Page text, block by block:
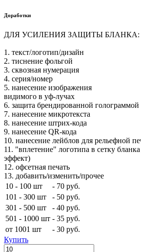
Доработки
ДЛЯ УСИЛЕНИЯ ЗАЩИТЫ БЛАНКА:
1. текст/логотип/дизайн
2. тиснение фольгой
3. сквозная нумерация
4. серия/номер
5. нанесение изображения
видимого в уф-лучах
6. защита брендированной голограммой
7. нанесение микротекста
8. нанесение штрих-кода
9. нанесение QR-кода
10. нанесение лейблов для рельефной
11. "вплетение" логотипа в сетку
эффект)
12. офсетная печать
13. добавить/изменить/прочее
10 - 100 шт
- 70 руб.
101 - 300 шт
- 50 руб.
301 - 500 шт
- 40 руб.
501 - 1000 шт - 35 руб.
от 1001 шт
- 30 руб.
Купить